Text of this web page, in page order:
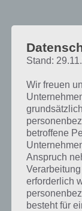
Stand:
Wir freuen
betroffene
Anspruch
erforderlich
besteht für